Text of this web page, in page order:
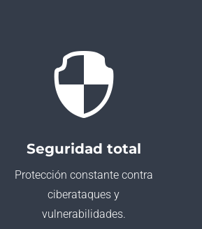

Seguridad total
Protección constante contra
ciberataques y
vulnerabilidades.